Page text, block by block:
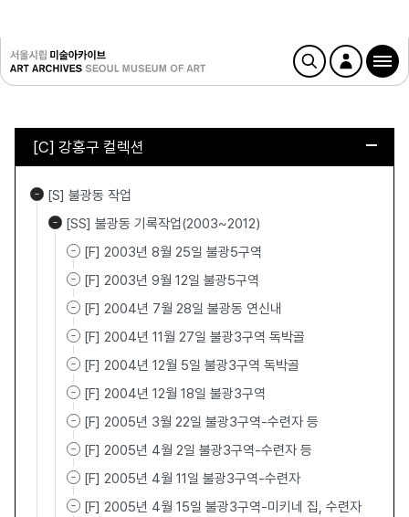
[C] 강홍구 컬렉션
[S] 불광동 작업
[SS] 불광동 기록작업(2003~2012)
[F] 2003년 8월 25일 불광5구역
[F] 2003년 9월 12일 불광5구역
[F] 2004년 7월 28일 불광동 연신내
[F] 2004년 11월 27일 불광3구역 독박골
[F] 2004년 12월 5일 불광3구역 독박골
[F] 2004년 12월 18일 불광3구역
[F] 2005년 3월 22일 불광3구역-수련자 등
[F] 2005년 4월 2일 불광3구역-수련자 등
[F] 2005년 4월 11일 불광3구역-수련자
[F] 2005년 4월 15일 불광3구역-미키네 집, 수련자